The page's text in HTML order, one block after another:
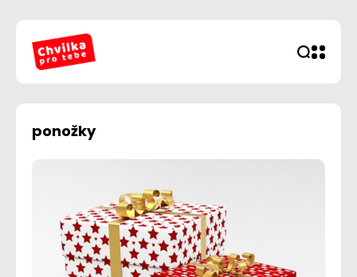
ponožky